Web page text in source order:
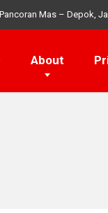
Mas – Depok,
About